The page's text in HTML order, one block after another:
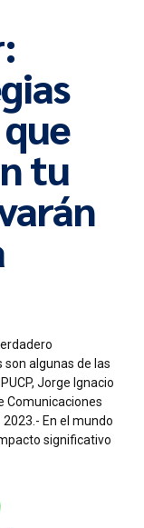
tu
algunas de las
Jorge Ignacio
Comunicaciones
En el mundo
significativo